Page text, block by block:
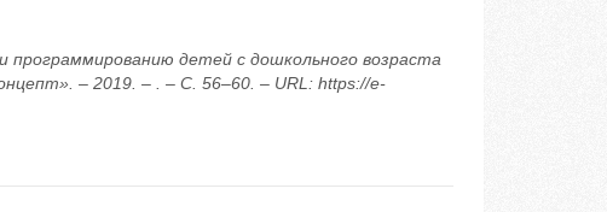
детей с дошкольного возраста
– 2019. – . – С. 56–60. – URL: https://e-